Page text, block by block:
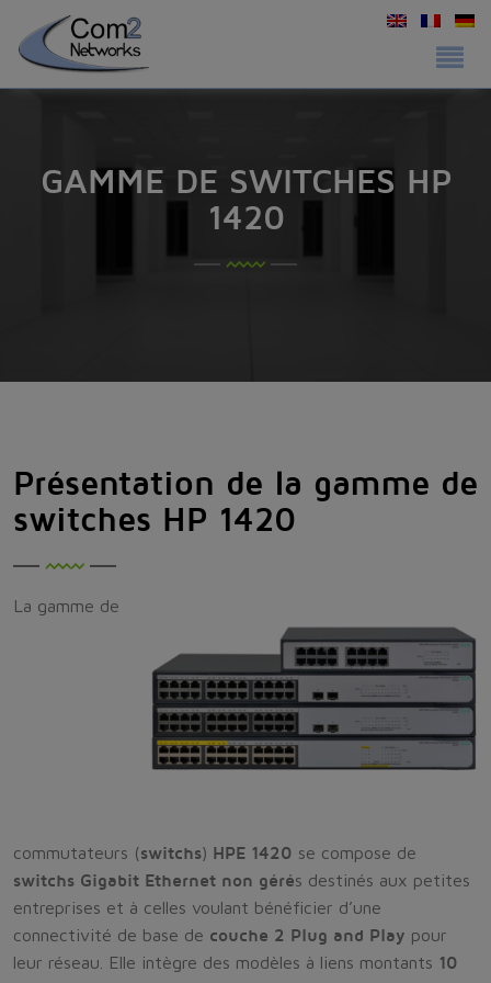
GAMME DE SWITCHES HP
1420
Présentation de la gamme de
switches HP 1420
La gamme de
commutateurs (switchs) HPE 1420 se compose de
switchs Gigabit Ethernet non gérés destinés aux petites
entreprises et à celles voulant bénéficier d’une
connectivité de base de couche 2 Plug and Play pour
leur réseau. Elle intègre des modèles à liens montants 10